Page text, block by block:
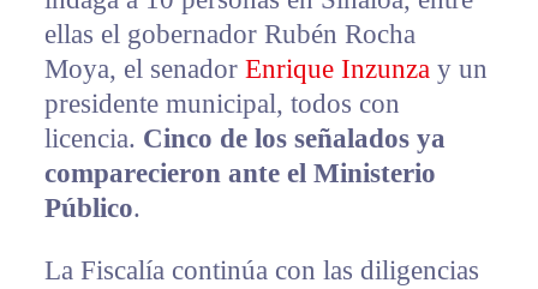
ellas el gobernador Rubén Rocha
Moya, el senador Enrique Inzunzay un
presidente municipal, todos con
licencia. Cinco de los señalados ya
comparecieron ante el Ministerio
Público.
La Fiscalía continúa con las diligencias